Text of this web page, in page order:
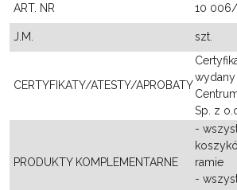
ART. NR
10
J.M. szt.
CERTYFIKATY/ATESTY/APROBATY
Sp. z
PRODUKTY KOMPLEMENTARNE
-
ramie
-